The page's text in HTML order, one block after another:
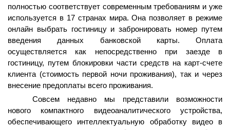
полностью соответствует современным требованиям и уже
используется в 17 странах мира. Она позволяет в режиме
онлайн выбрать гостиницу и забронировать номер путем
введения данных банковской карты. Оплата
осуществляется как непосредственно при заезде в
гостиницу, путем блокировки части средств на карт-счете
клиента (стоимость первой ночи проживания), так и через
внесение предоплаты всего проживания.
Совсем недавно мы представили возможности
нового компактного видеоаналитического устройства,
обеспечивающего интеллектуальную обработку видео в